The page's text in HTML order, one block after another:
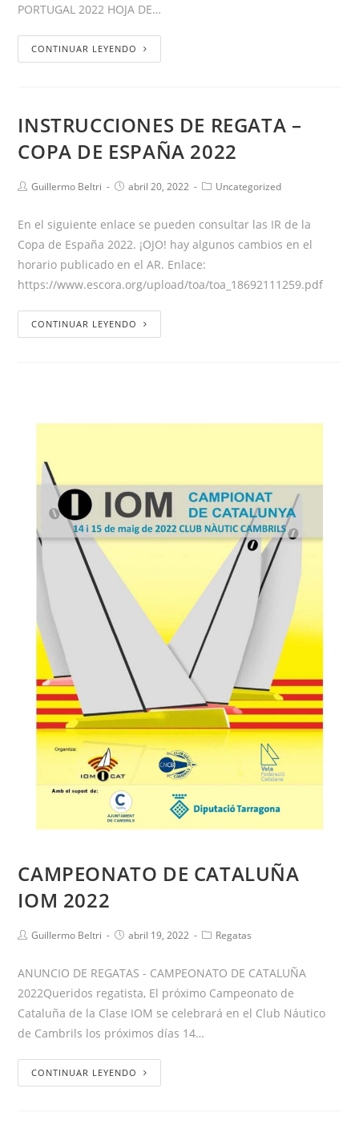
PORTUGAL 2022 HOJA DE…
CONTINUAR LEYENDO
INSTRUCCIONES DE REGATA –
COPA DE ESPAÑA 2022
Guillermo Beltri abril 20, 2022 Uncategorized
En el siguiente enlace se pueden consultar las IR de la
Copa de España 2022. ¡OJO! hay algunos cambios en el
horario publicado en el AR. Enlace:
https://www.escora.org/upload/toa/toa_18692111259.pdf
CONTINUAR LEYENDO
CAMPEONATO DE CATALUÑA
IOM 2022
Guillermo Beltri abril 19, 2022 Regatas
ANUNCIO DE REGATAS - CAMPEONATO DE CATALUÑA
2022Queridos regatista, El próximo Campeonato de
Cataluña de la Clase IOM se celebrará en el Club Náutico
de Cambrils los próximos días 14…
CONTINUAR LEYENDO